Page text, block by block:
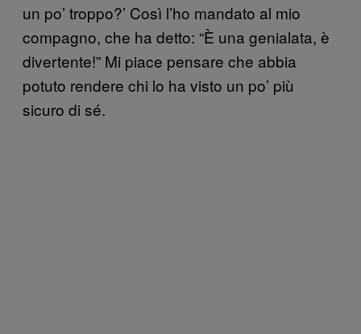
un po’ troppo?’ Così l’ho mandato al mio
compagno, che ha detto: “È una genialata, è
divertente!” Mi piace pensare che abbia
potuto rendere chi lo ha visto un po’ più
sicuro di sé.